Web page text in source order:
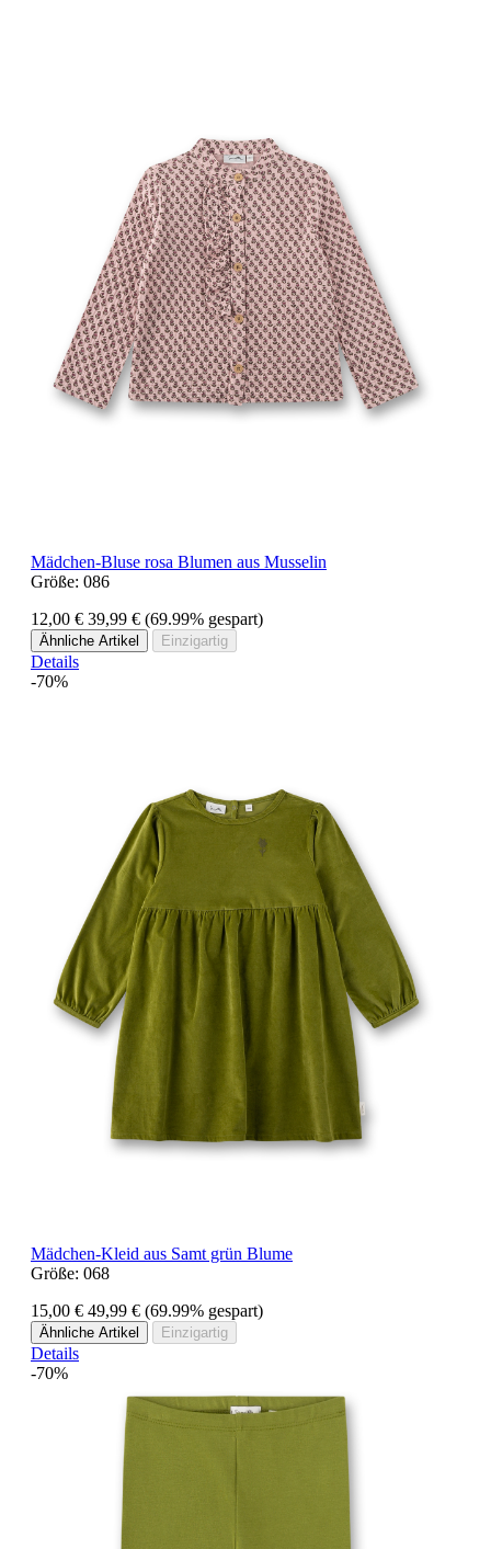
Mädchen-Bluse rosa Blumen aus Musselin
Größe: 086
12,00 € 39,99 € (69.99% gespart)
Ähnliche Artikel Einzigartig
Details
-70%
Mädchen-Kleid aus Samt grün Blume
Größe: 068
15,00 € 49,99 € (69.99% gespart)
Ähnliche Artikel Einzigartig
Details
-70%